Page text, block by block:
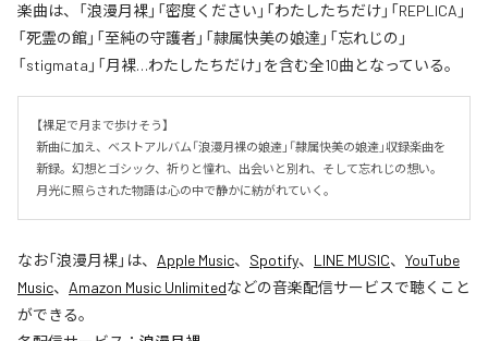
楽曲は、「浪漫月裸」「密度ください」「わたしたちだけ」「REPLICA」
「死霊の館」「至純の守護者」「隷属快美の娘達」「忘れじの」
「stigmata」「月裸…わたしたちだけ」を含む全10曲となっている。
【裸足で月まで歩けそう】
新曲に加え、ベストアルバム「浪漫月裸の娘達」「隷属快美の娘達」収録楽曲を
新録。幻想とゴシック、祈りと憧れ、出会いと別れ、そして忘れじの想い。
月光に照らされた物語は心の中で静かに紡がれていく。
なお「浪漫月裸」は、 Apple Music、 Spotify、 LINE MUSIC、 YouTube
Music、 Amazon Music Unlimitedなどの音楽配信サービスで聴くこと
ができる。